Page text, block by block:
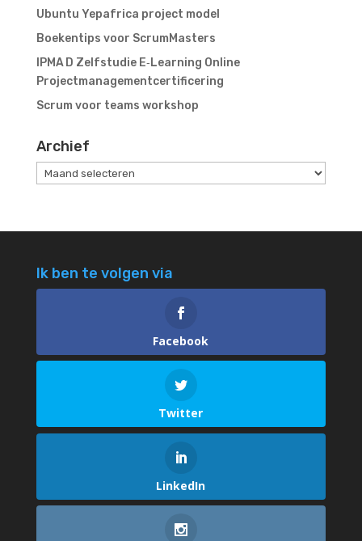
Ubuntu Yepafrica project model
Boekentips voor ScrumMasters
IPMA D Zelfstudie E‑Learning Online
Projectmanagementcertificering
Scrum voor teams workshop
Archief
Archief
Ik ben te volgen via
Facebook
Twitter
LinkedIn